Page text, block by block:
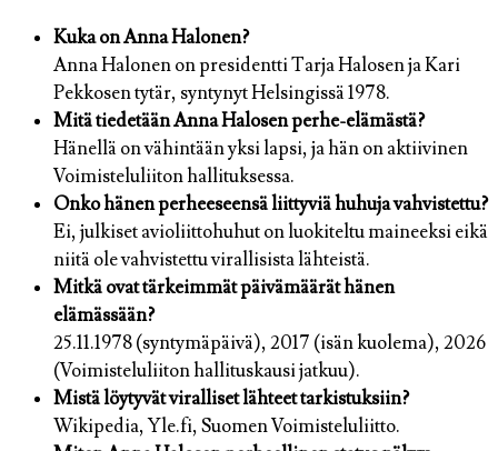
Kuka on Anna Halonen?
Anna Halonen on presidentti Tarja Halosen ja Kari
Pekkosen tytär, syntynyt Helsingissä 1978.
Mitä tiedetään Anna Halosen perhe-elämästä?
Hänellä on vähintään yksi lapsi, ja hän on aktiivinen
Voimisteluliiton hallituksessa.
Onko hänen perheeseensä liittyviä huhuja vahvistettu?
Ei, julkiset avioliittohuhut on luokiteltu maineeksi eikä
niitä ole vahvistettu virallisista lähteistä.
Mitkä ovat tärkeimmät päivämäärät hänen
elämässään?
25.11.1978 (syntymäpäivä), 2017 (isän kuolema), 2026
(Voimisteluliiton hallituskausi jatkuu).
Mistä löytyvät viralliset lähteet tarkistuksiin?
Wikipedia, Yle.fi, Suomen Voimisteluliitto.